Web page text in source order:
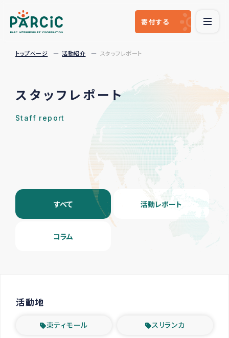
寄付する
トップページ 活動紹介 スタッフレポート
スタッフレポート
Staff report
すべて 活動レポート
コラム
活動地
東ティモール スリランカ